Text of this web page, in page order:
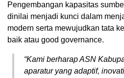
Pengembangan kapasitas
dinilai menjadi kunci dalam
modern serta mewujudkan tata
baik atau good governance.
“Kami berharap ASN
aparatur yang adaptif,